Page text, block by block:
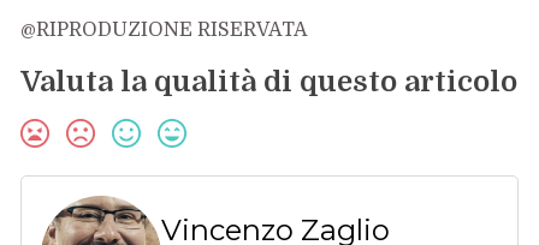
@RIPRODUZIONE RISERVATA
Valuta la qualità di questo articolo
Vincenzo Zaglio